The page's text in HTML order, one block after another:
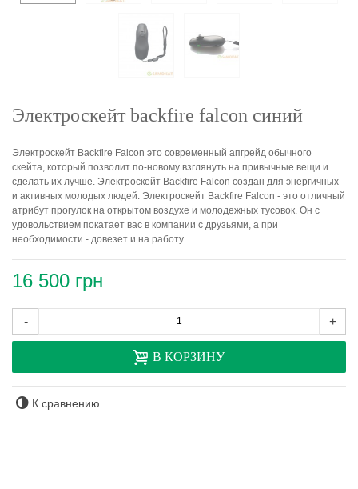
Электроскейт backfire falcon синий
Электроскейт Backfire Falcon это современный апгрейд обычного
скейта, который позволит по-новому взглянуть на привычные вещи и
сделать их лучше. Электроскейт Backfire Falcon создан для энергичных
и активных молодых людей. Электроскейт Backfire Falcon - это отличный
атрибут прогулок на открытом воздухе и молодежных тусовок. Он с
удовольствием покатает вас в компании с друзьями, а при
необходимости - довезет и на работу.
16 500 грн
- +
В КОРЗИНУ
К сравнению